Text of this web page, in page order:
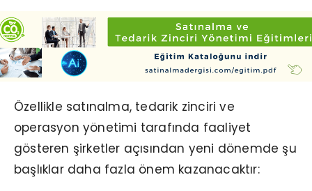
Özellikle satınalma, tedarik zinciri ve
operasyon yönetimi tarafında faaliyet
gösteren şirketler açısından yeni dönemde şu
başlıklar daha fazla önem kazanacaktır: